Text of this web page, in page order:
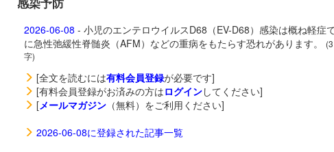
2026-06-08 - 小児のエンテロウイルスD68（EV-D68）感染は概ね軽症
に急性弛緩性脊髄炎（AFM）などの重病をもたらす恐れがあります。
字)
[全文を読むには有料会員登録が必要です]
[有料会員登録がお済みの方はログインしてください]
[メールマガジン（無料）をご利用ください]
2026-06-08に登録された記事一覧